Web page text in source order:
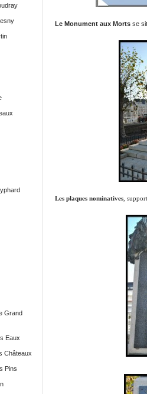
Grand
Eaux
Châteaux
Pins
Le Monument aux Mortsse
Les plaques nominatives,